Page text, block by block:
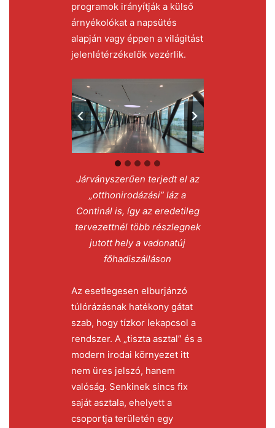
programok irányítják a külső
árnyékolókat a napsütés
alapján vagy éppen a világitást
jelenlétérzékelők vezérlik.
Járványszerűen terjedt el az
„otthonirodázási” láz a
Continál is, így az eredetileg
tervezettnél több részlegnek
jutott hely a vadonatúj
főhadiszálláson
Az esetlegesen elburjánzó
túlórázásnak hatékony gátat
szab, hogy tízkor lekapcsol a
rendszer. A „tiszta asztal” és a
modern irodai környezet itt
nem üres jelszó, hanem
valóság. Senkinek sincs fix
saját asztala, ehelyett a
csoportja területén egy